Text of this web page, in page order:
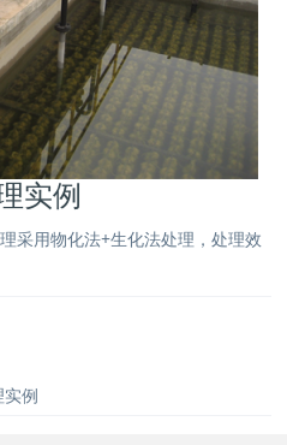
实例
采用物化法+生化法处理，处理效
例